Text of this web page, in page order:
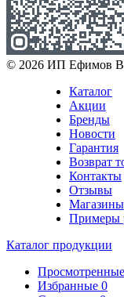
© 2026 ИП Ефимов
Каталог
Акции
Бренды
Новости
Гарантия
Возврат
Контакты
Отзывы
Магазины
Примеры
Каталог продукции
Просмотренные
Избранные 0